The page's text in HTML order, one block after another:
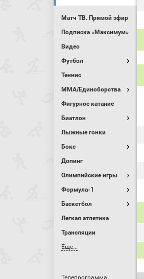
Матч ТВ. Прямой эфир
Подписка «Максимум»
Видео
Футбол
Теннис
MMA/Единоборства
Фигурное катание
Биатлон
Лыжные гонки
Бокс
Допинг
Олимпийские игры
Формула-1
Баскетбол
Легкая атлетика
Трансляции
Еще...
Телепрограмма